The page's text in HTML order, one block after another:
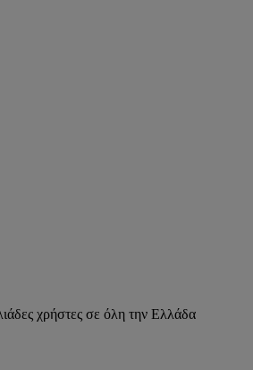
χρήστες σε όλη την Ελλάδα